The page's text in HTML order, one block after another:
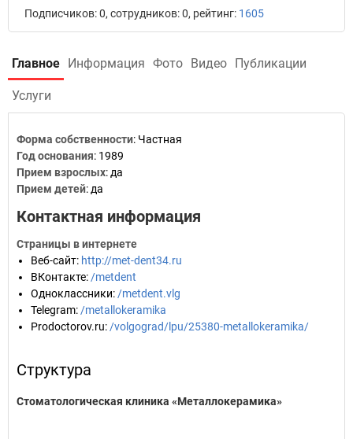
Подписчиков: 0, сотрудников: 0, рейтинг: 1605
Главное Информация Фото Видео Публикации
Услуги
Форма собственности: Частная
Год основания: 1989
Прием взрослых: да
Прием детей: да
Контактная информация
Страницы в интернете
Веб-сайт: http://met-dent34.ru
ВКонтакте: /metdent
Одноклассники: /metdent.vlg
Telegram: /metallokeramika
Prodoctorov.ru: /volgograd/lpu/25380-metallokeramika/
Структура
Стоматологическая клиника «Металлокерамика»